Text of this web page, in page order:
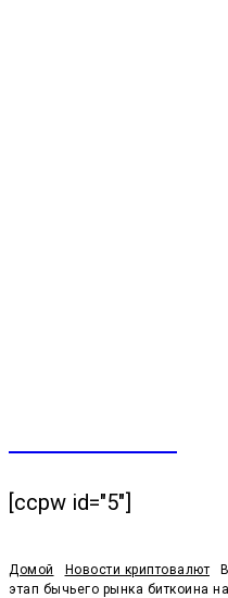
[ccpw id="5"]
Домой Новости криптовалют
этап бычьего рынка биткоина